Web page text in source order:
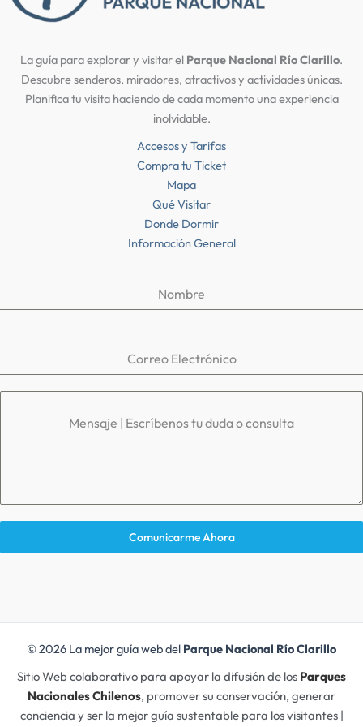
o p
La guía para explorar y visitar el Parque Nacional Río Clarillo.
Descubre senderos, miradores, atractivos y actividades únicas.
Planifica tu visita haciendo de cada momento una experiencia
inolvidable.
Accesos y Tarifas
Compra tu Ticket
Mapa
Qué Visitar
Donde Dormir
Información General
Nombre
Correo Electrónico
Mensaje | Escríbenos tu duda o consulta
Comunicarme Ahora
© 2026 La mejor guía web del Parque Nacional Río Clarillo